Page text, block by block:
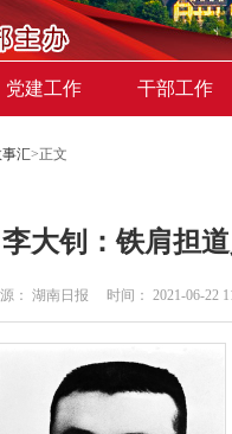
党建工作 干部工作
汇>正文
李大钊：铁肩担
： 湖南日报 时间： 2021-06-22